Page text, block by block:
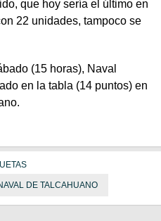
que hoy sería el último en
22 unidades, tampoco se
(15 horas), Naval
en la tabla (14 puntos) en
DE TALCAHUANO